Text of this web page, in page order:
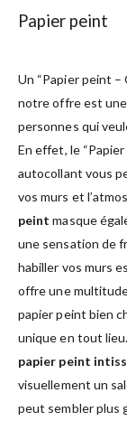
Papier peint
Un “Papier peint –
notre offre est
personnes qui
En effet, le
autocollant vous
vos murs et
peint masque
une sensation de
habiller vos murs
offre une
papier peint bien
unique en tout
papier peint
visuellement un
peut sembler plus